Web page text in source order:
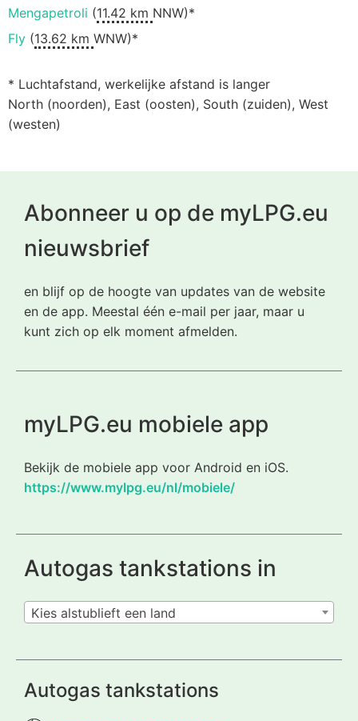
Mengapetroli (11.42 km NNW)*
Fly (13.62 km WNW)*
* Luchtafstand, werkelijke afstand is langer
North (noorden), East (oosten), South (zuiden), West
(westen)
Abonneer u op de myLPG.eu
nieuwsbrief
en blijf op de hoogte van updates van de website
en de app. Meestal één e-mail per jaar, maar u
kunt zich op elk moment afmelden.
myLPG.eu mobiele app
Bekijk de mobiele app voor Android en iOS.
https://www.mylpg.eu/nl/mobiele/
Autogas tankstations in
Kies alstublieft een land
Autogas tankstations